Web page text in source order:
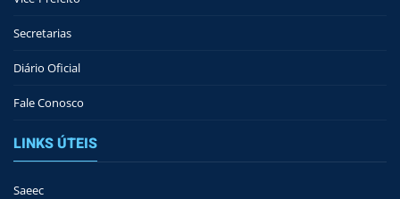
Secretarias
Diário Oficial
Fale Conosco
LINKS ÚTEIS
Saeec